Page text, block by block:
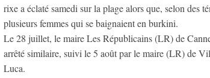
rixe a éclaté samedi sur la plage alors que, selon des
plusieurs femmes qui se baignaient en burkini.
Le 28 juillet, le maire Les Républicains (LR) de
arrêté similaire, suivi le 5 août par le maire (LR) de
Luca.